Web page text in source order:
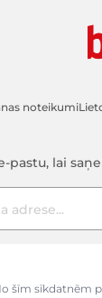
šīm sīkdatnēm
noteikumi
pastu, lai